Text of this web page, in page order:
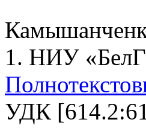
1. НИУ
УДК